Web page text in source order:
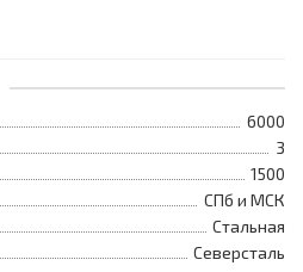
6000
3
1500
СПб и МСК
Стальная
Северсталь